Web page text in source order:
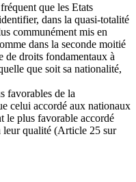
que les Etats
dans la quasi-totalité
communément mis en
dans la seconde moitié
de droits fondamentaux à
que soit sa nationalité,
favorables de la
celui accordé aux nationaux
le plus favorable accordé
leur qualité (Article 25 sur